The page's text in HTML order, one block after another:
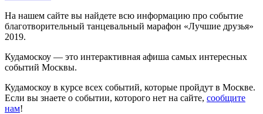
На нашем сайте вы найдете всю информацию про событие
благотворительный танцевальный марафон «Лучшие друзья»
2019.
Кудамоскоу — это интерактивная афиша самых интересных
событий Москвы.
Кудамоскоу в курсе всех событий, которые пройдут в Москве.
Если вы знаете о событии, которого нет на сайте, сообщите
нам!